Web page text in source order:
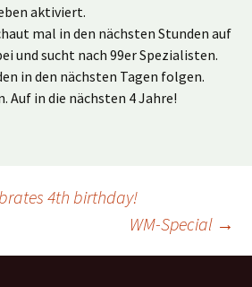
aktiviert.
mal in den nächsten Stunden auf
und sucht nach 99er Spezialisten.
in den nächsten Tagen folgen.
Auf in die nächsten 4 Jahre!
4th birthday!
WM-Special →